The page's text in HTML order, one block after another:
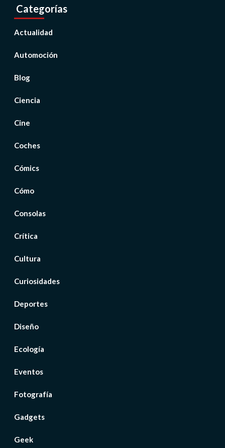
Categorías
Actualidad
Automoción
Blog
Ciencia
Cine
Coches
Cómics
Cómo
Consolas
Crítica
Cultura
Curiosidades
Deportes
Diseño
Ecología
Eventos
Fotografía
Gadgets
Geek